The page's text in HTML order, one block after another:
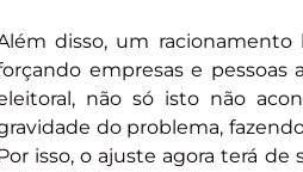
disso, um
empresas e
não só isto não
do problema,
isso, o ajuste agora terá